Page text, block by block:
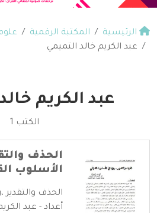
الرئيسية المكتبة الرقمية
عبد الكريم خالد التميمي
عبد الكريم
الكتب 1
الحذف
الأسلوب
الحذف والتقدير
أعداد - عبد